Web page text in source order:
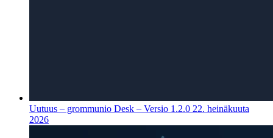
Uutuus – grommunio Desk – Versio 1.2.0 22. heinäkuuta
2026